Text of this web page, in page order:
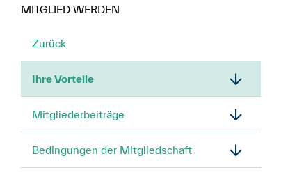
MITGLIED WERDEN
Zurück
Ihre Vorteile
Mitgliederbeiträge
Bedingungen der Mitgliedschaft